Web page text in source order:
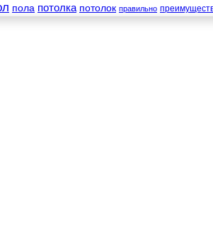
пола потолка потолок правильно